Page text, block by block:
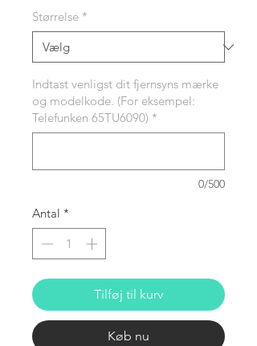
Størrelse *
Indtast venligst dit fjernsyns mærke
og modelkode. (For eksempel:
Telefunken 65TU6090) *
0/500
Antal *
Tilføj til kurv
Køb nu